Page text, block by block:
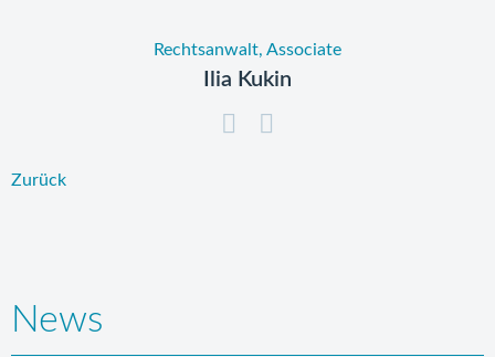
Rechtsanwalt, Associate
Ilia Kukin
Zurück
News